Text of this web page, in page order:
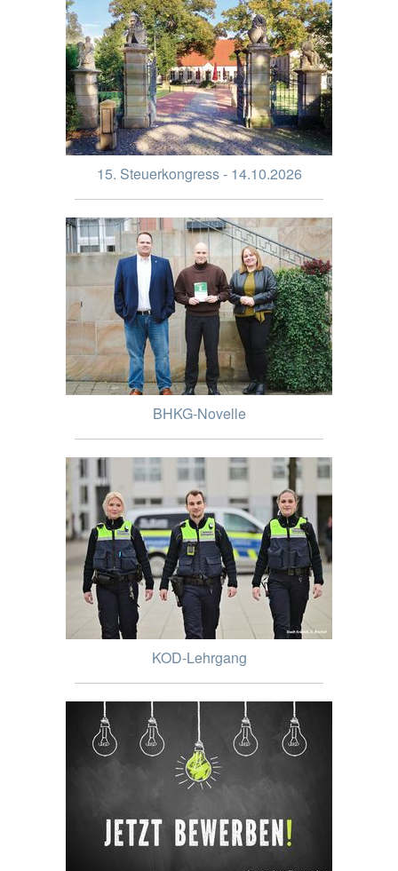
15. Steuerkongress - 14.10.2026
BHKG-Novelle
KOD-Lehrgang